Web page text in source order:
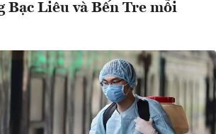
Bạc Liêu và Bến Tre mỗi